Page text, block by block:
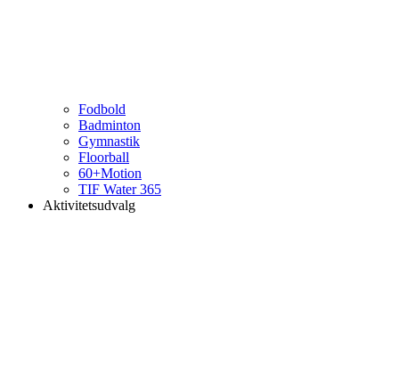
Fodbold
Badminton
Gymnastik
Floorball
60+Motion
TIF Water 365
Aktivitetsudvalg